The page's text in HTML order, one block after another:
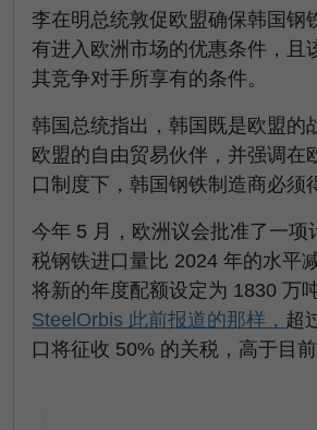
李在明总统敦促欧盟确保韩国钢
有进入欧洲市场的优惠条件，且
其竞争对手所享有的条件。
韩国总统指出，韩国既是欧盟的
欧盟的自由贸易伙伴，并强调在
口制度下，韩国钢铁制造商必须
今年 5 月，欧洲议会批准了一项
税钢铁进口量比 2024 年的水平
将新的年度配额设定为 1830 万吨
SteelOrbis 此前报道的那样， 超
口将征收 50% 的关税，高于目